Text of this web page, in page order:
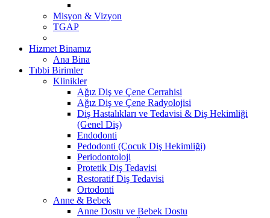
Misyon & Vizyon
TGAP
Hizmet Binamız
Ana Bina
Tıbbi Birimler
Klinikler
Ağız Diş ve Çene Cerrahisi
Ağız Diş ve Çene Radyolojisi
Diş Hastalıkları ve Tedavisi & Diş Hekimliği
(Genel Diş)
Endodonti
Pedodonti (Çocuk Diş Hekimliği)
Periodontoloji
Protetik Diş Tedavisi
Restoratif Diş Tedavisi
Ortodonti
Anne & Bebek
Anne Dostu ve Bebek Dostu